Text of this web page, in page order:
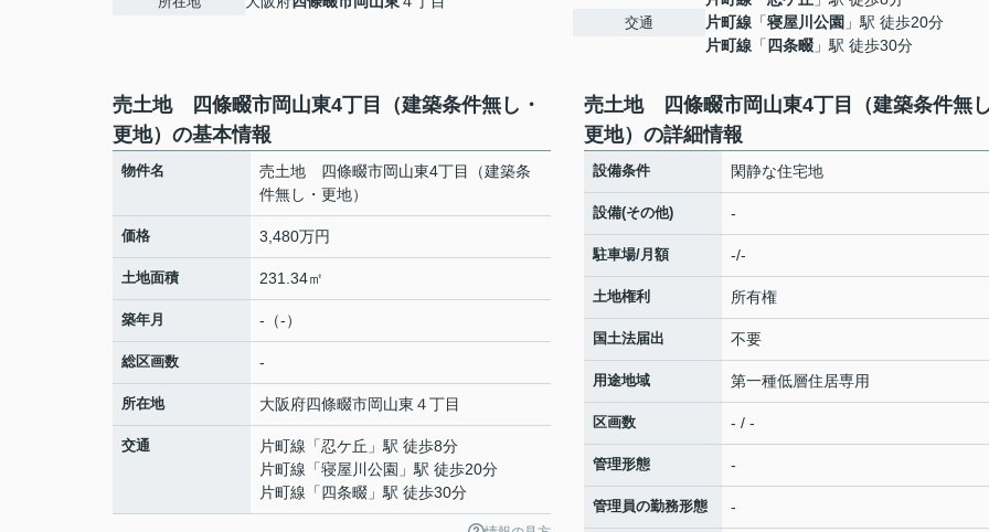
交通
片町線 「寝屋川公園 」駅 徒歩20分
片町線 「 四条畷 」駅 徒歩30分
売土地 四條畷市岡山東4丁目（建築条件無し・
更地）の基本情報
物件名
売土地 四條畷市岡山東4丁目（建築条
件無し・更地）
価格 3,480万円
土地面積 231.34㎡
築年月 -（-）
総区画数 -
所在地 大阪府四條畷市岡山東 ４丁目
交通 片町線 「忍ケ丘 」駅 徒歩8分
片町線 「寝屋川公園 」駅 徒歩20分
片町線 「四条畷 」駅 徒歩30分
売土地 四條畷市岡山東4丁目（建築条件無
更地）の詳細情報
設備条件 閑静な住宅地
設備(その他) -
駐車場/月額 -/-
土地権利 所有権
国土法届出 不要
用途地域 第一種低層住居専用
区画数 - / -
管理形態 -
管理員の勤務形態 -